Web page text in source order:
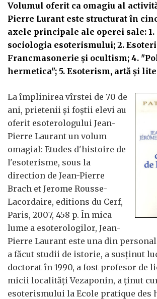
Volumul oferit ca omagiu al
Pierre Lurant este structurat în
axele principale ale operei sale: 1.
sociologia esoterismului; 2.
Francmasonerie şi ocultism; 4.
hermetica"; 5. Esoterism, artă şi
La împlinirea vîrstei de 70 de
ani, prietenii şi foştii elevi au
oferit esoterologului Jean-
Pierre Laurant un volum
omagial: Etudes d'histoire de
l'esoterisme, sous la
direction de Jean-Pierre
Brach et Jerome Rousse-
Lacordaire, editions du Cerf,
Paris, 2007, 458 p. În mica
lume a esoterologilor, Jean-
Pierre Laurant este una din
a făcut studii de istorie, a susţinut
doctorat în 1990, a fost profesor de
micii localităţi Vezaponin, a ţinut
esoterismului la Ecole pratique des